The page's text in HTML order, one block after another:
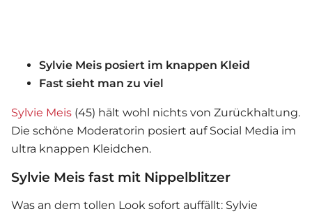
Sylvie Meis posiert im knappen Kleid
Fast sieht man zu viel
Sylvie Meis (45) hält wohl nichts von Zurückhaltung.
Die schöne Moderatorin posiert auf Social Media im
ultra knappen Kleidchen.
Sylvie Meis fast mit Nippelblitzer
Was an dem tollen Look sofort auffällt: Sylvie